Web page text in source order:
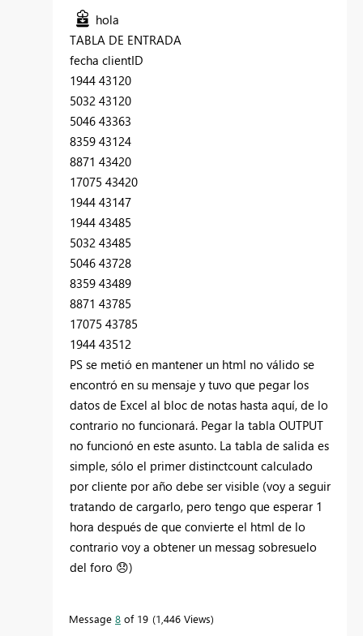
hola
TABLA DE ENTRADA
fecha clientID
1944 43120
5032 43120
5046 43363
8359 43124
8871 43420
17075 43420
1944 43147
1944 43485
5032 43485
5046 43728
8359 43489
8871 43785
17075 43785
1944 43512
PS se metió en mantener un html no válido se
encontró en su mensaje y tuvo que pegar los
datos de Excel al bloc de notas hasta aquí, de lo
contrario no funcionará. Pegar la tabla OUTPUT
no funcionó en este asunto. La tabla de salida es
simple, sólo el primer distinctcount calculado
por cliente por año debe ser visible (voy a seguir
tratando de cargarlo, pero tengo que esperar 1
hora después de que convierte el html de lo
contrario voy a obtener un messag sobresuelo
del foro 😞)
Message 8 of 19 1,446 Views